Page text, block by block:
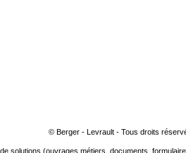
© Berger - Levrault - Tous droits
solutions (ouvrages métiers, documents,